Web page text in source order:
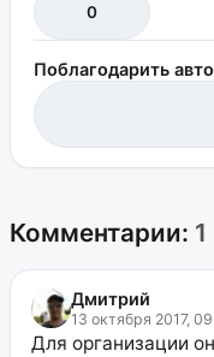
0
Поблагодарить
Комментарии: 1
Дмитрий
13 октября 2017,
Для организации